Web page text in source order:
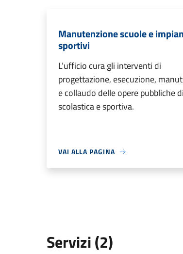
Manutenzione scuole e
sportivi
L’ufficio cura gli interventi di
progettazione, esecuzione,
e collaudo delle opere pubbliche
scolastica e sportiva.
VAI ALLA PAGINA
Servizi (2)